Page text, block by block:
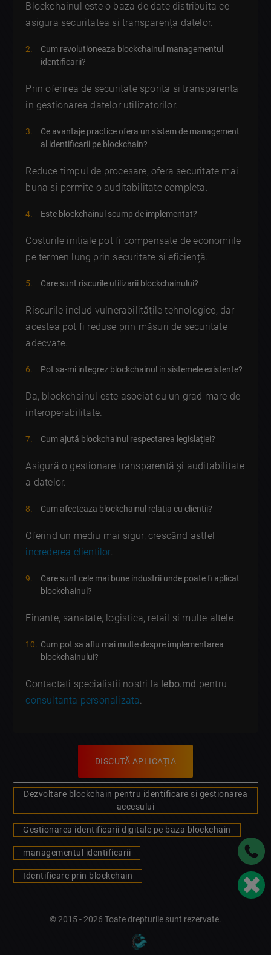
Blockchainul este o baza de date distribuita ce
asigura securitatea si transparența datelor.
Cum revolutioneaza blockchainul managementul
identificarii?
Prin oferirea de securitate sporita si transparenta
in gestionarea datelor utilizatorilor.
Ce avantaje practice ofera un sistem de management
al identificarii pe blockchain?
Reduce timpul de procesare, ofera securitate mai
buna si permite o auditabilitate completa.
Este blockchainul scump de implementat?
Costurile initiale pot fi compensate de economiile
pe termen lung prin securitate si eficiență.
Care sunt riscurile utilizarii blockchainului?
Riscurile includ vulnerabilitățile tehnologice, dar
acestea pot fi reduse prin măsuri de securitate
adecvate.
Pot sa-mi integrez blockchainul in sistemele existente?
Da, blockchainul este asociat cu un grad mare de
interoperabilitate.
Cum ajută blockchainul respectarea legislației?
Asigură o gestionare transparentă și auditabilitate
a datelor.
Cum afecteaza blockchainul relatia cu clientii?
Oferind un mediu mai sigur, crescând astfel
increderea clientilor.
Care sunt cele mai bune industrii unde poate fi aplicat
blockchainul?
Finante, sanatate, logistica, retail si multe altele.
Cum pot sa aflu mai multe despre implementarea
blockchainului?
Contactati specialistii nostri la lebo.md pentru
consultanta personalizata.
DISCUTĂ APLICAȚIA
Dezvoltare blockchain pentru identificare si gestionarea
accesului
Gestionarea identificarii digitale pe baza blockchain
managementul identificarii
Identificare prin blockchain
© 2015 - 2026 Toate drepturile sunt rezervate.